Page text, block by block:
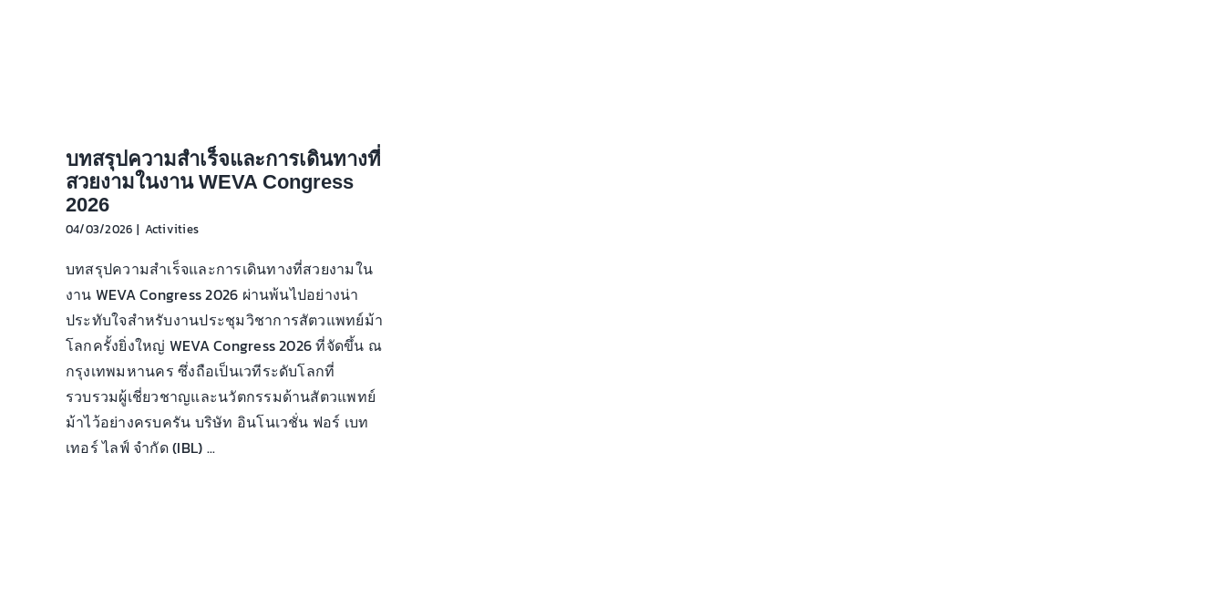
บทสรุปความสำเร็จและการเดินทางที่
สวยงามในงาน WEVA Congress
2026
04/03/2026 | Activities
บทสรุปความสำเร็จและการเดินทางที่สวยงามใน
งาน WEVA Congress 2026 ผ่านพ้นไปอย่างน่า
ประทับใจสำหรับงานประชุมวิชาการสัตวแพทย์ม้า
โลกครั้งยิ่งใหญ่ WEVA Congress 2026 ที่จัดขึ้น ณ
กรุงเทพมหานคร ซึ่งถือเป็นเวทีระดับโลกที่
รวบรวมผู้เชี่ยวชาญและนวัตกรรมด้านสัตวแพทย์
ม้าไว้อย่างครบครัน บริษัท อินโนเวชั่น ฟอร์ เบท
เทอร์ ไลฟ์ จำกัด (IBL) ...